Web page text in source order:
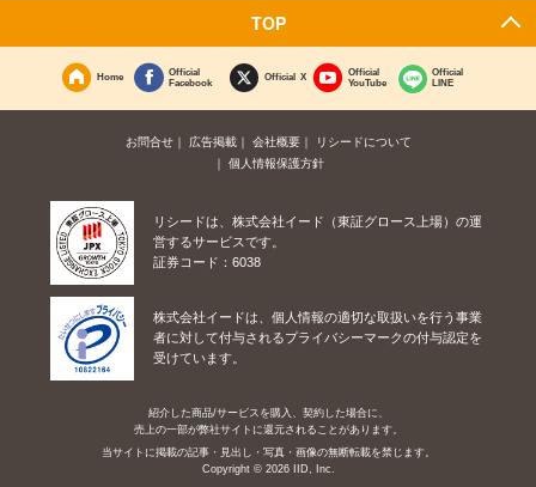
TOP
Home
Official
Facebook
Official X
Official
YouTube
Official
LINE
お問合せ 広告掲載 会社概要
リシードについて
個人情報保護方針
リシードは、株式会社イード（東証グロース上場）の運
営するサービスです。
証券コード：6038
株式会社イードは、個人情報の適切な取扱いを行う事業
者に対して付与されるプライバシーマークの付与認定を
受けています。
紹介した商品/サービスを購入、契約した場合に、
売上の一部が弊社サイトに還元されることがあります。
当サイトに掲載の記事・見出し・写真・画像の無断転載を禁じます。
Copyright © 2026 IID, Inc.